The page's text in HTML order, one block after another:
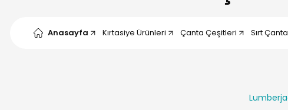
Anasayfa Kırtasiye Ürünleri Çanta Çeşitleri Sırt